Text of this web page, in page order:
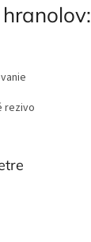
rezivo